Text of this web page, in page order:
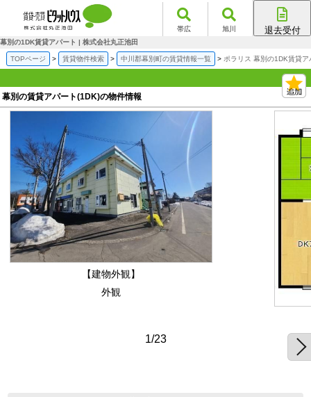
帯広 旭川 退去受付
幕別の1DK賃貸アパート | 株式会社丸正池田
TOPページ 賃貸物件検索 中川郡幕別町の賃貸情報一覧 ポラリス 幕別の1DK賃貸ア
幕別の賃貸アパート(1DK)の物件情報
【建物外観】
外観
1/23